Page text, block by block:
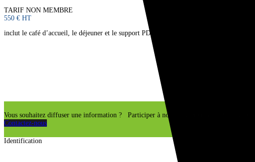
TARIF NON MEMBRE
550 € HT
inclut le café d’accueil, le déjeuner et le support PDF
Vous souhaitez diffuser une information ? Participer à notre association ? Proposer
Contactez-nous
Identification